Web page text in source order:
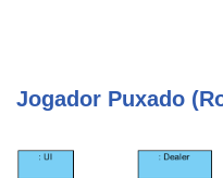
Jogador Puxado